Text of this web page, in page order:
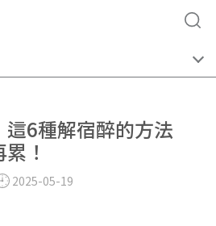
6種解宿醉的方法
！
2025-05-19